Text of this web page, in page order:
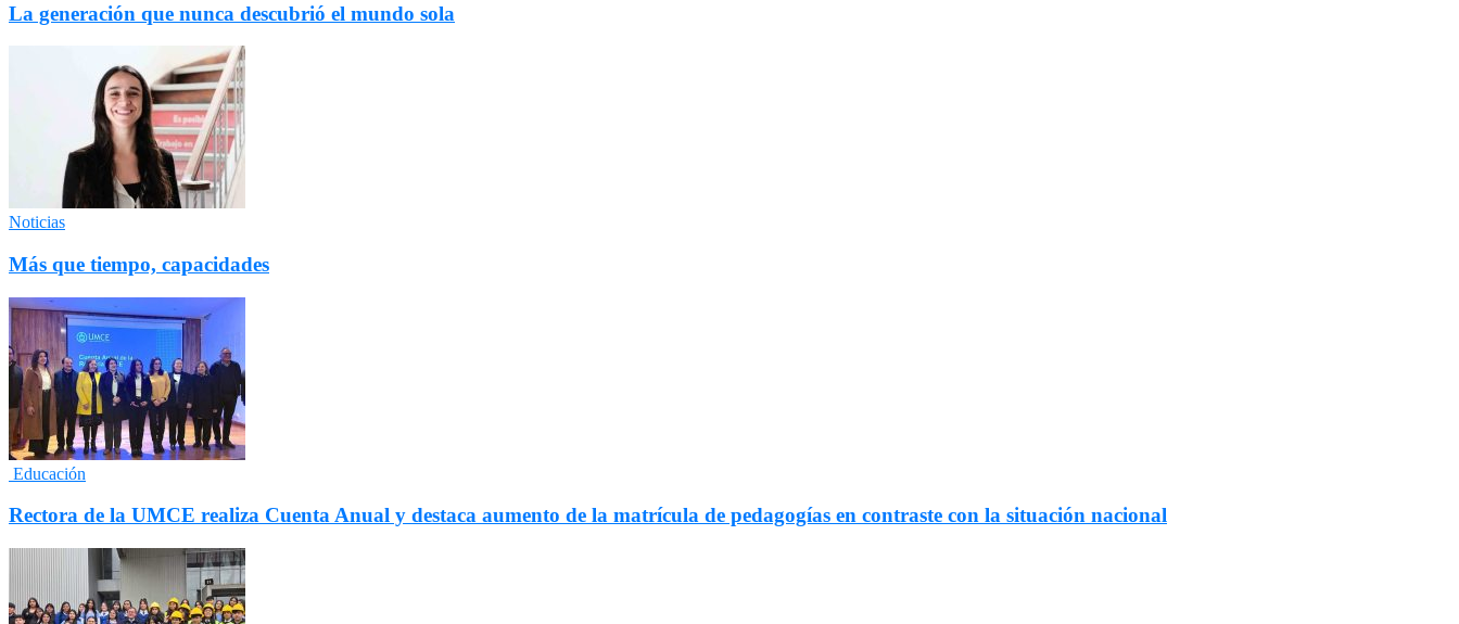
La generación que nunca descubrió el mundo sola
Noticias
Más que tiempo, capacidades
Educación
Rectora de la UMCE realiza Cuenta Anual y destaca aumento de la matrícula de pedagogías en contraste con la situación nacional